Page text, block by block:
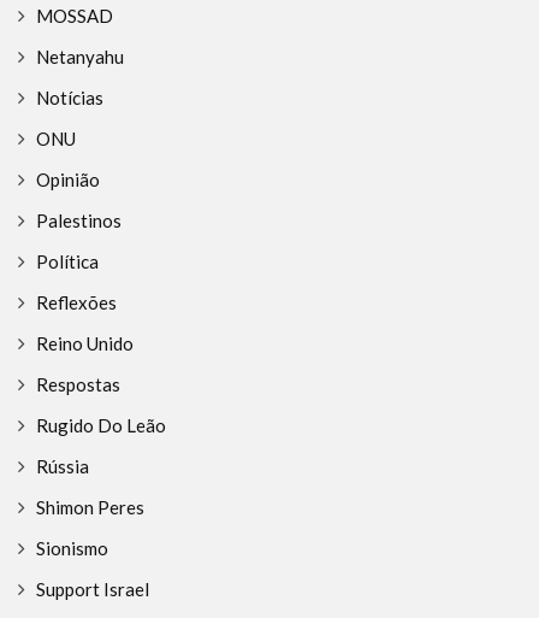
MOSSAD
Netanyahu
Notícias
ONU
Opinião
Palestinos
Política
Reflexões
Reino Unido
Respostas
Rugido Do Leão
Rússia
Shimon Peres
Sionismo
Support Israel